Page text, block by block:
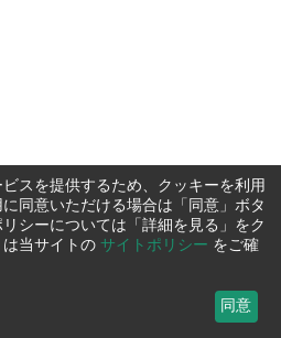
スを提供するため、クッキーを利用
同意いただける場合は「同意」ボタ
シーについては「詳細を見る」をク
当サイトの サイトポリシー をご確
同意